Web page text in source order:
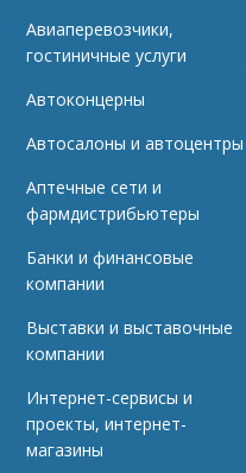
Авиаперевозчики,
гостиничные услуги
Автоконцерны
Автосалоны и автоцентры
Аптечные сети и
фармдистрибьютеры
Банки и финансовые
компании
Выставки и выставочные
компании
Интернет-сервисы и
проекты, интернет-
магазины